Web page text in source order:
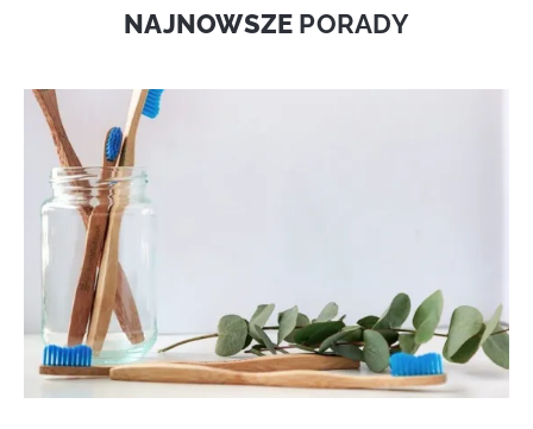
NAJNOWSZE PORADY